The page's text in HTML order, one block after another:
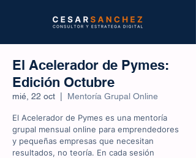
El Acelerador de Pymes:
Edición Octubre
mié, 22 oct Mentoría Grupal Online
El Acelerador de Pymes es una mentoría
grupal mensual online para emprendedores
y pequeñas empresas que necesitan
resultados, no teoría. En cada sesión